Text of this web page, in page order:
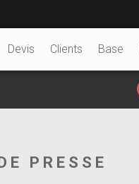
Devis Clients Base
PRESSE